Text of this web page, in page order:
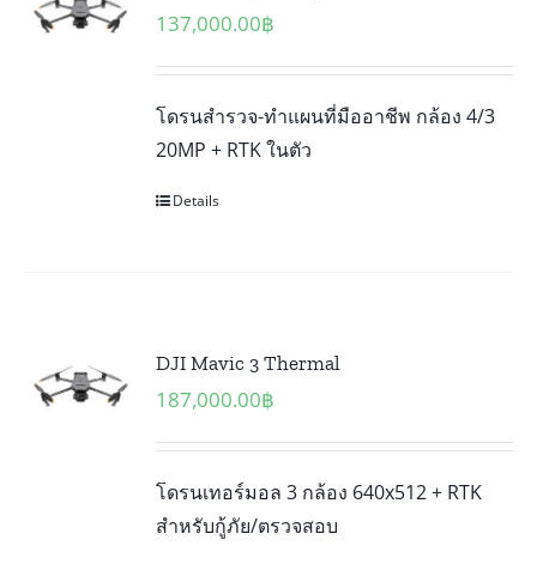
137,000.00฿
โดรนสำรวจ-ทำแผนที่มืออาชีพ กล้อง 4/3
20MP + RTK ในตัว
Details
DJI Mavic 3 Thermal
187,000.00฿
โดรนเทอร์มอล 3 กล้อง 640x512 + RTK
สำหรับกู้ภัย/ตรวจสอบ